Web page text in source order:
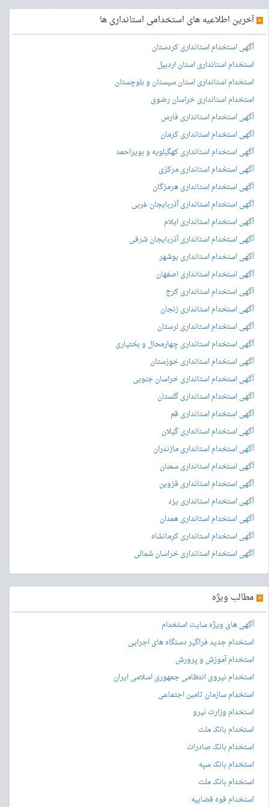
»آخرین اطلاعیه های استخدامی استانداری ها
آگهی استخدام استانداری کردستان
استخدام استانداری استان اردبیل
استخدام استانداری استان سیستان و بلوچستان
استخدام استانداری خراسان رضوی
آگهی استخدام استانداری فارس
آگهی استخدام استانداری کرمان
آگهی استخدام استانداری کهگیلویه و بویراحمد
آگهی استخدام استانداری مرکزی
آگهی استخدام استانداری هرمزگان
آگهی استخدام استانداری آذربایجان غربی
آگهی استخدام استانداری ایلام
آگهی استخدام استانداری آذربایجان شرقی
آگهی استخدام استانداری بوشهر
آگهی استخدام استانداری اصفهان
آگهی استخدام استانداری کرج
آگهی استخدام استانداری زنجان
آگهی استخدام استانداری لرستان
آگهی استخدام استانداری چهارمحال و بختیاری
آگهی استخدام استانداری خوزستان
آگهی استخدام استانداری خراسان جنوبی
آگهی استخدام استانداری گلستان
آگهی استخدام استانداری قم
آگهی استخدام استانداری گیلان
آگهی استخدام استانداری مازندران
آگهی استخدام استانداری سمنان
آگهی استخدام استانداری قزوین
آگهی استخدام استانداری یزد
آگهی استخدام استانداری همدان
آگهی استخدام استانداری کرمانشاه
آگهی استخدام استانداری خراسان شمالی
» مطالب ویژه
آگهی های ویژه سایت استخدام
استخدام جدید فراگیر دستگاه های اجرایی
استخدام آموزش و پرورش
استخدام نیروی انتظامی جمهوری اسلامی ایران
استخدام سازمان تامین اجتماعی
استخدام وزارت نیرو
استخدام بانک ملت
استخدام بانک صادرات
استخدام بانک سپه
استخدام بانک ملت
استخدام قوه قضاییه